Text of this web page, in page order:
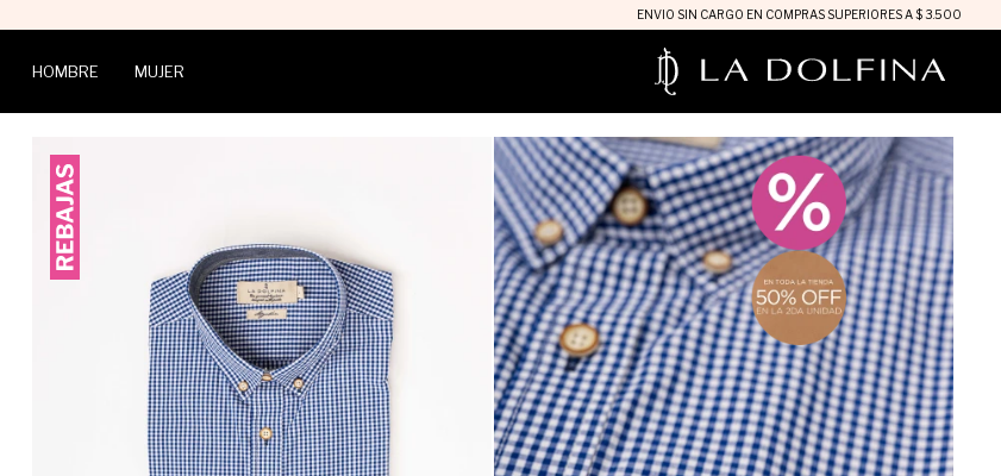
ENVIO SIN CARGO EN COMPRAS SUPERIORES A $ 3.500
HOMBRE MUJER